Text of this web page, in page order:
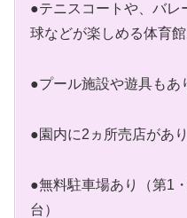
●テニスコートや、バレ
球などが楽しめる体育館
●プール施設や遊具もあ
●園内に2ヵ所売店があ
●無料駐車場あり（第1
台）